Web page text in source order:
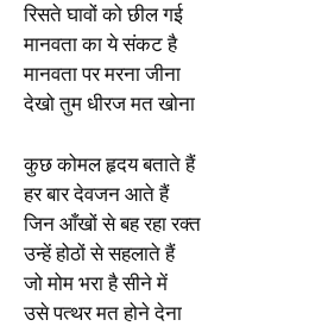
रिसते घावों को छील गई
मानवता का ये संकट है
मानवता पर मरना जीना
देखो तुम धीरज मत खोना
कुछ कोमल हृदय बताते हैं
हर बार देवजन आते हैं
जिन आँखों से बह रहा रक्त
उन्हें होठों से सहलाते हैं
जो मोम भरा है सीने में
उसे पत्थर मत होने देना